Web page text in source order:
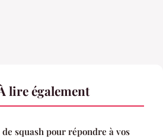
lire également
squash pour répondre à vos